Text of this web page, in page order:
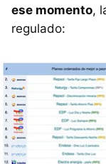
ese momento,
regulado: